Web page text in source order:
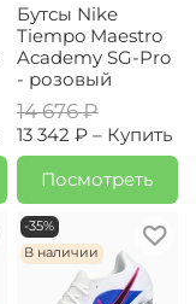
Бутсы Nike
Tiempo Maestro
Academy SG-Pro
- розовый
14 676 ₽
13 342 ₽ – Купить
Посмотреть
-35%
В наличии